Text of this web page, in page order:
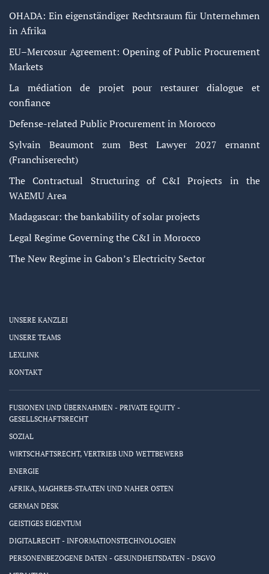
OHADA: Ein eigenständiger Rechtsraum für Unternehmen
in Afrika
EU–Mercosur Agreement: Opening of Public Procurement
Markets
La médiation de projet pour restaurer dialogue et
confiance
Defense-related Public Procurement in Morocco
Sylvain Beaumont zum Best Lawyer 2027 ernannt
(Franchiserecht)
The Contractual Structuring of C&I Projects in the
WAEMU Area
Madagascar: the bankability of solar projects
Legal Regime Governing the C&I in Morocco
The New Regime in Gabon’s Electricity Sector
UNSERE KANZLEI
UNSERE TEAMS
LEXLINK
KONTAKT
FUSIONEN UND ÜBERNAHMEN - PRIVATE EQUITY -
GESELLSCHAFTSRECHT
SOZIAL
WIRTSCHAFTSRECHT, VERTRIEB UND WETTBEWERB
ENERGIE
AFRIKA, MAGHREB-STAATEN UND NAHER OSTEN
GERMAN DESK
GEISTIGES EIGENTUM
DIGITALRECHT - INFORMATIONSTECHNOLOGIEN
PERSONENBEZOGENE DATEN - GESUNDHEITSDATEN - DSGVO